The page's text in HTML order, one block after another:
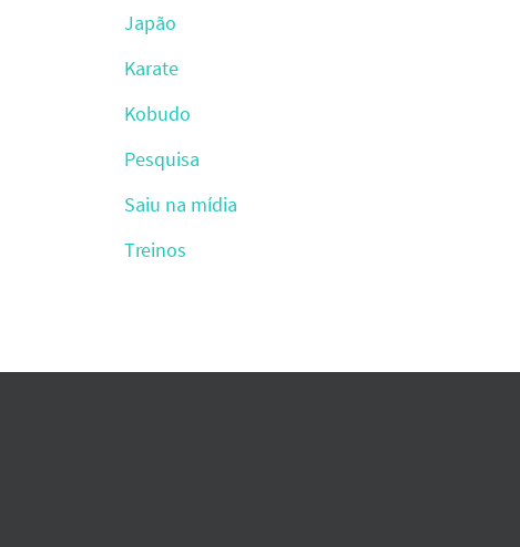
Japão
Karate
Kobudo
Pesquisa
Saiu na mídia
Treinos